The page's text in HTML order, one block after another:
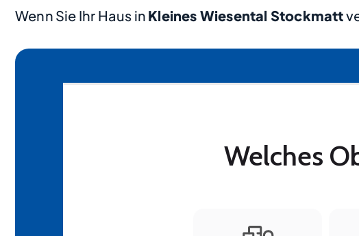
Wenn Sie Ihr Haus in Kleines Wiesental Stockmatt